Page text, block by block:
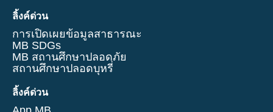
ลิ้งค์ด่วน
การเปิดเผยข้อมูลสาธารณะ
MB SDGs
MB สถานศึกษาปลอดภัย
สถานศึกษาปลอดบุหรี่
ลิ้งค์ด่วน